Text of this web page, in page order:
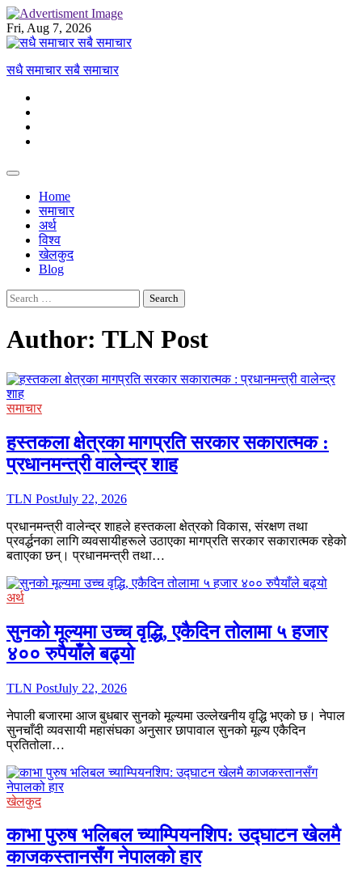
Skip
to
content
Fri, Aug 7, 2026
सधै समाचार सबै समाचार
Home
समाचार
अर्थ
विश्व
खेलकुद
Blog
Search
for:
Author: TLN Post
समाचार
हस्तकला क्षेत्रका मागप्रति सरकार सकारात्मक :
प्रधानमन्त्री वालेन्द्र शाह
TLN PostJuly 22, 2026
प्रधानमन्त्री वालेन्द्र शाहले हस्तकला क्षेत्रको विकास, संरक्षण तथा
प्रवर्द्धनका लागि व्यवसायीहरूले उठाएका मागप्रति सरकार सकारात्मक रहेको
बताएका छन्। प्रधानमन्त्री तथा…
अर्थ
सुनको मूल्यमा उच्च वृद्धि, एकैदिन तोलामा ५ हजार
४०० रुपैयाँले बढ्यो
TLN PostJuly 22, 2026
नेपाली बजारमा आज बुधबार सुनको मूल्यमा उल्लेखनीय वृद्धि भएको छ। नेपाल
सुनचाँदी व्यवसायी महासंघका अनुसार छापावाल सुनको मूल्य एकैदिन
प्रतितोला…
खेलकुद
काभा पुरुष भलिबल च्याम्पियनशिप: उद्घाटन खेलमै
काजकस्तानसँग नेपालको हार